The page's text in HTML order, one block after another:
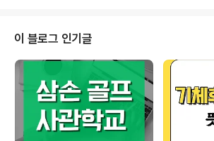
라인으로 시청자들을 놀라게 했습니다."살 빠지면 피부가
늘어져 신경 쓰였다"는 그녀의 말처럼다이어트 후 처진 피
부를 보완하기 위한 선택이었습니다.긍정적인 반응 속에서
도 부끄러워하던 모습은시술에 대한 대중의 시선을 단적으
로 보여주기도 했습니다. 지예은 울쎄라하고 살빠짐!??영
상 보기 👆 울쎄라란? 고강도 초음파로 당겨주는 리프..
이 블로그 인기글